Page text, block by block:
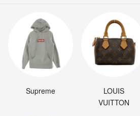
Supreme
LOUIS
VUITTON